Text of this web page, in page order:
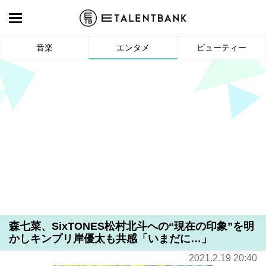
音楽 エンタメ ビューティー
森七菜、SixTONES松村北斗への“現在の印象”を明
かしキンプリ岸優太も共感「いまだに…」
2021.2.19 20:40